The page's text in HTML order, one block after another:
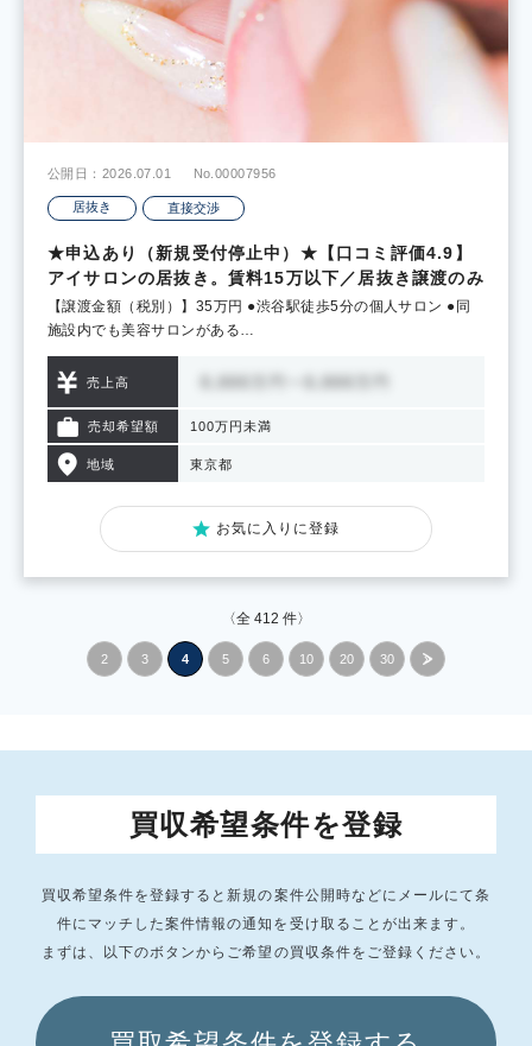
公開日：2026.07.01 No.00007956
居抜き 直接交渉
★申込あり（新規受付停止中）★【口コミ評価4.9】
アイサロンの居抜き。賃料15万以下／居抜き譲渡のみ
【譲渡金額（税別）】35万円 ●渋谷駅徒歩5分の個人サロン ●同
施設内でも美容サロンがある…
売上高
売却希望額 100万円未満
地域 東京都
お気に入りに登録
〈全 412 件〉
2 3 4 5 6 10 20 30 »
買収希望条件を登録
買収希望条件を登録すると新規の案件公開時などにメールにて条
件にマッチした案件情報の通知を受け取ることが出来ます。
まずは、以下のボタンからご希望の買収条件をご登録ください。